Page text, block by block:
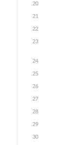
20
21
22
23
24
25
26
27
28
29
30